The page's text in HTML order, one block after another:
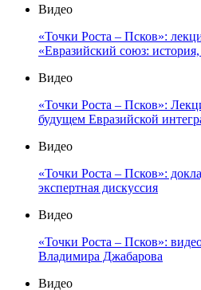
Видео
«Точки Роста – Псков»:
«Евразийский союз:
Видео
«Точки Роста – Псков»:
будущем Евразийской
Видео
«Точки Роста – Псков»:
экспертная дискуссия
Видео
«Точки Роста – Псков»:
Владимира Джабарова
Видео